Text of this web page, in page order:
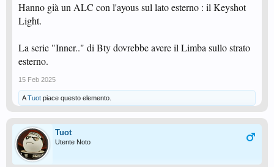
Hanno già un ALC con l'ayous sul lato esterno : il Keyshot
Light.
La serie "Inner.." di Bty dovrebbe avere il Limba sullo strato
esterno.
15 Feb 2025
ATuot piace questo elemento.
Tuot
Utente Noto